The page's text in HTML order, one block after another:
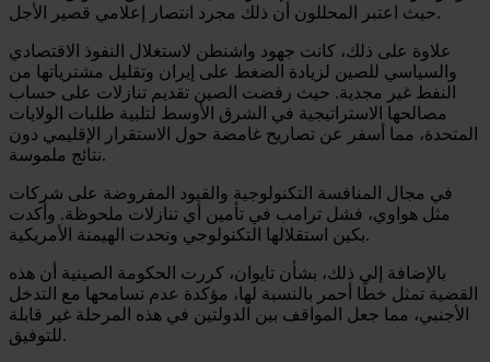
حيث اعتبر المحللون أن ذلك مجرد انتصار إعلامي قصير الأجل.
علاوة على ذلك، كانت جهود واشنطن لاستغلال النفوذ الاقتصادي
والسياسي للصين لزيادة الضغط على إيران وتقليل مشترياتها من
النفط غير مجدية. حيث رفضت الصين تقديم تنازلات على حساب
مصالحها الاستراتيجية في الشرق الأوسط لتلبية طلبات الولايات
المتحدة، مما أسفر عن تصاريح غامضة حول الاستقرار الإقليمي دون
نتائج ملموسة.
في مجال المنافسة التكنولوجية والقيود المفروضة على شركات
مثل هواوي، فشل ترامب في تأمين أي تنازلات ملحوظة. وأكدت
بكين استقلالها التكنولوجي وتحدت الهيمنة الأمريكية.
بالإضافة إلى ذلك، بشأن تايوان، كررت الحكومة الصينية أن هذه
القضية تمثل خطًا أحمر بالنسبة لها، مؤكدة عدم تسامحها مع التدخل
الأجنبي، مما جعل المواقف بين الدولتين في هذه المرحلة غير قابلة
للتوفيق.